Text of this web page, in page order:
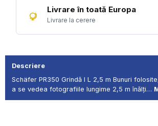
Livrare în toată Europa
Livrare la cerere
Descriere
Schäfer PR350 Grindă I L 2,5 m Bunuri
a se vedea fotografiile lungime 2,5 m înălți…